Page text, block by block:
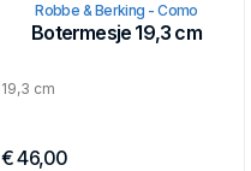
Robbe & Berking - Como
Botermesje 19,3 cm
19,3 cm
€ 46,00